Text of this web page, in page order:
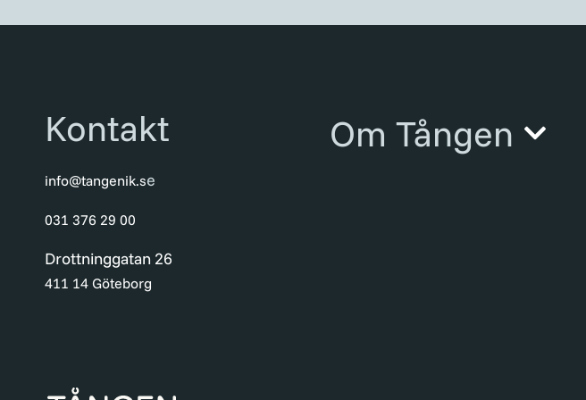
Kontakt
info@tangenik.se
031 376 29 00
Drottninggatan 26
411 14 Göteborg
Om Tången